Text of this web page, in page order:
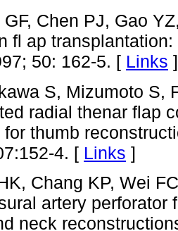
GF, Chen PJ, Gao
fl ap
50: 162-5. [ Links ]
S, Mizumoto S,
radial thenar flap
for thumb
4. [ Links ]
Chang KP, Wei
artery perforator
neck